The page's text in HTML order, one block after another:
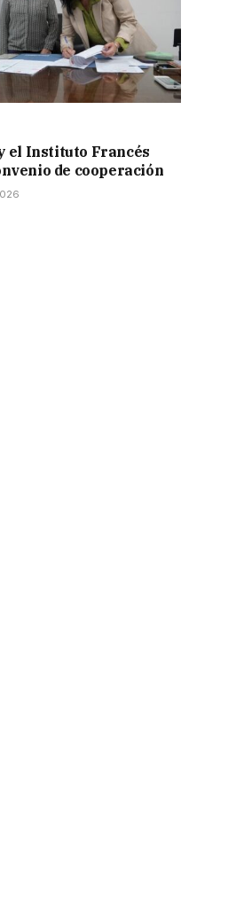
el Instituto Francés
de cooperación